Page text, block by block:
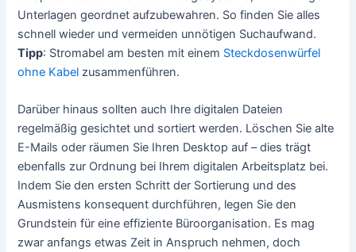
Unterlagen geordnet aufzubewahren. So finden Sie alles
schnell wieder und vermeiden unnötigen Suchaufwand.
Tipp: Stromabel am besten mit einem Steckdosenwürfel
ohne Kabel zusammenführen.
Darüber hinaus sollten auch Ihre digitalen Dateien
regelmäßig gesichtet und sortiert werden. Löschen Sie alte
E-Mails oder räumen Sie Ihren Desktop auf – dies trägt
ebenfalls zur Ordnung bei Ihrem digitalen Arbeitsplatz bei.
Indem Sie den ersten Schritt der Sortierung und des
Ausmistens konsequent durchführen, legen Sie den
Grundstein für eine effiziente Büroorganisation. Es mag
zwar anfangs etwas Zeit in Anspruch nehmen, doch